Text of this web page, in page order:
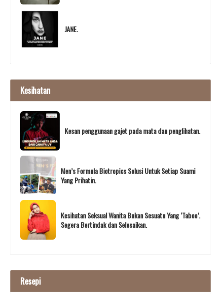
JANE.
Kesihatan
Kesan penggunaan gajet pada mata dan penglihatan.
Men’s Formula Biotropics Solusi Untuk Setiap Suami
Yang Prihatin.
Kesihatan Seksual Wanita Bukan Sesuatu Yang ‘Taboo’.
Segera Bertindak dan Selesaikan.
Resepi